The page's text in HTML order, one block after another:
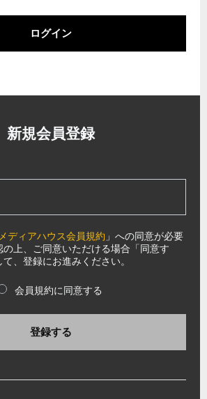
ログイン
新規会員登録
ディアハウス会員規約 」への同意が必要
上、ご同意いただける場合「同意す
、登録にお進みください。
会員規約に同意する
登録する